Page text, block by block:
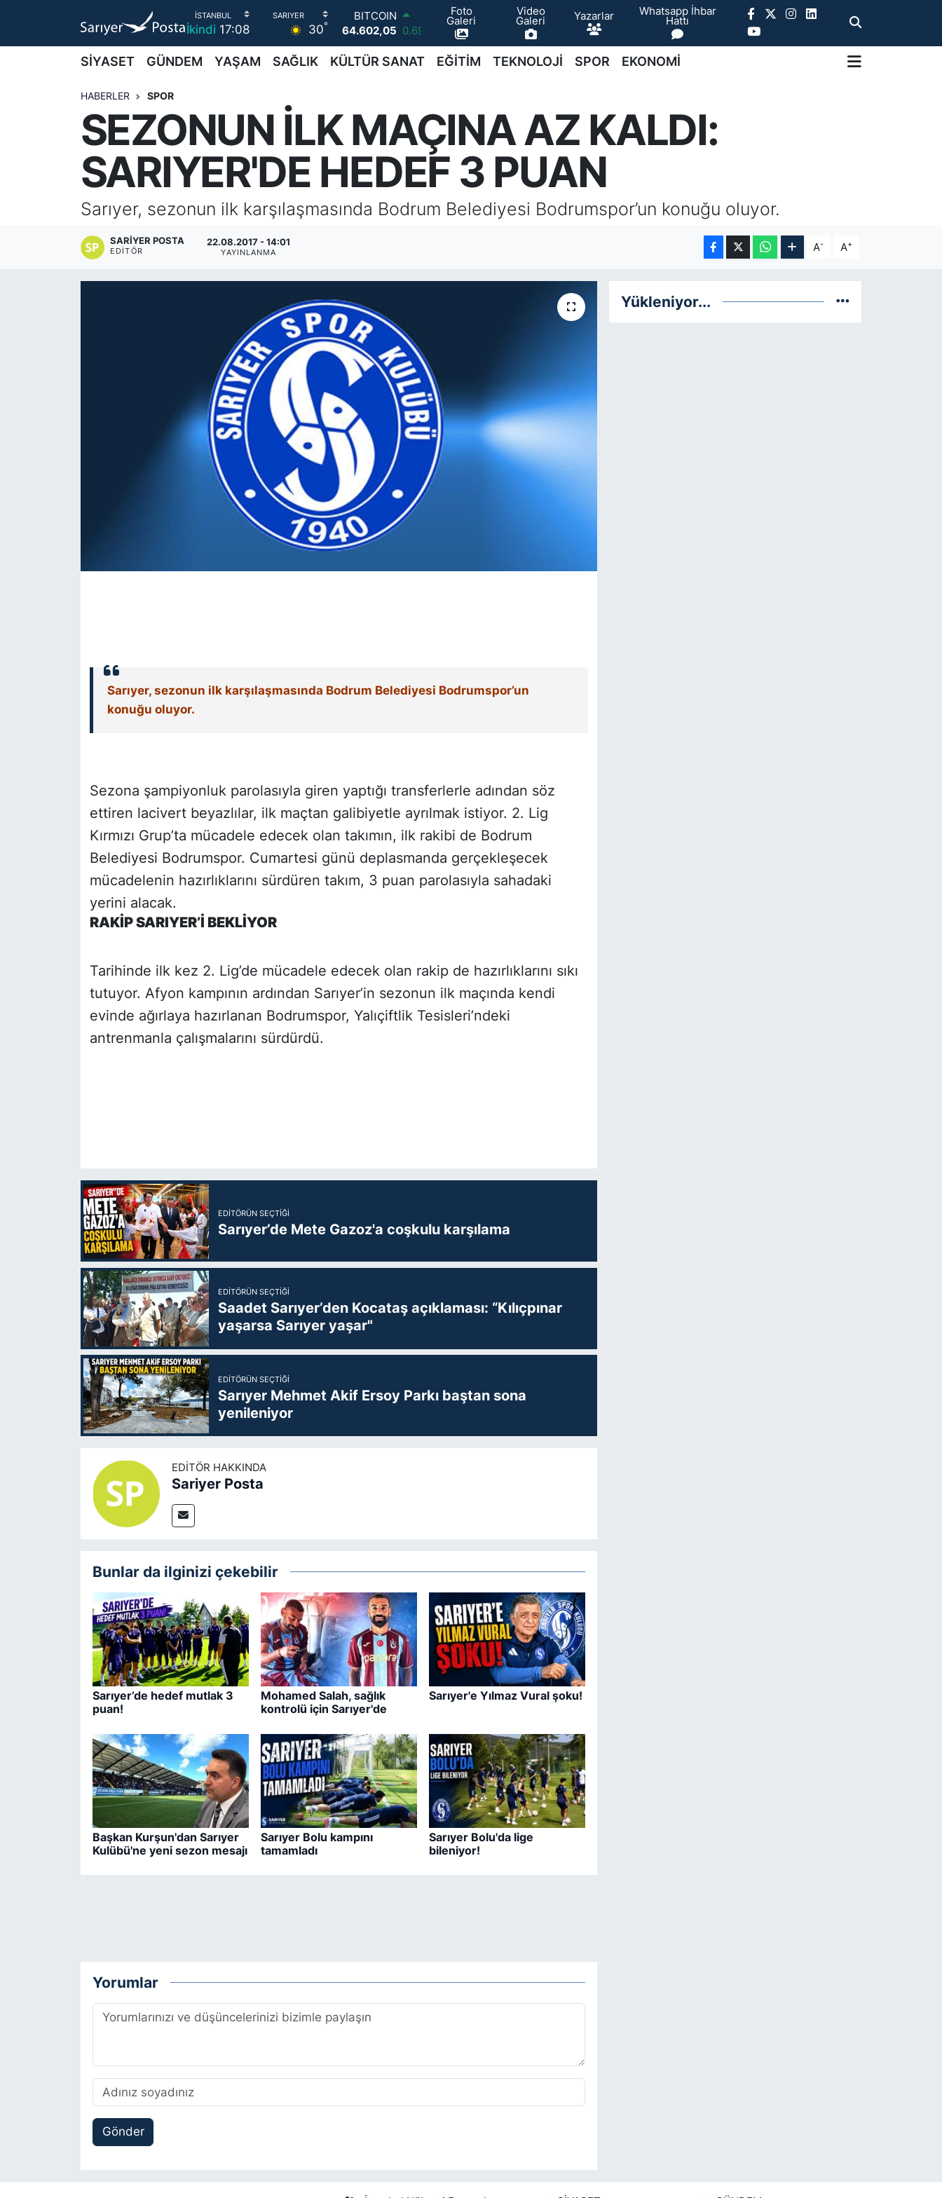
İkindi 17:08 30°
BITCOIN
64.602,05 0.69
DOLAR
47,5986 0.06
64,2438
0.21
GRAM ALTIN
6513.94 0.32
BİST100
13.768 48
Foto
Galeri
Video
Galeri Yazarlar Whatsapp İhbar
Hattı
SİYASET GÜNDEM YAŞAM SAĞLIK KÜLTÜR SANAT EĞİTİM TEKNOLOJİ SPOR EKONOMİ
HABERLER SPOR
SEZONUN İLK MAÇINA AZ KALDI:
SARIYER'DE HEDEF 3 PUAN
Sarıyer, sezonun ilk karşılaşmasında Bodrum Belediyesi Bodrumspor’un konuğu oluyor.
SARIYER POSTA
EDITÖR
22.08.2017 - 14:01
YAYINLANMA A- A+
Sarıyer, sezonun ilk karşılaşmasında Bodrum Belediyesi Bodrumspor’un
konuğu oluyor.
Sezona şampiyonluk parolasıyla giren yaptığı transferlerle adından söz
ettiren lacivert beyazlılar, ilk maçtan galibiyetle ayrılmak istiyor. 2. Lig
Kırmızı Grup’ta mücadele edecek olan takımın, ilk rakibi de Bodrum
Belediyesi Bodrumspor. Cumartesi günü deplasmanda gerçekleşecek
mücadelenin hazırlıklarını sürdüren takım, 3 puan parolasıyla sahadaki
yerini alacak.
RAKİP SARIYER’İ BEKLİYOR
Tarihinde ilk kez 2. Lig’de mücadele edecek olan rakip de hazırlıklarını sıkı
tutuyor. Afyon kampının ardından Sarıyer’in sezonun ilk maçında kendi
evinde ağırlaya hazırlanan Bodrumspor, Yalıçiftlik Tesisleri’ndeki
antrenmanla çalışmalarını sürdürdü.
EDITÖRÜN SEÇTIĞI
Sarıyer’de Mete Gazoz'a coşkulu karşılama
EDITÖRÜN SEÇTIĞI
Saadet Sarıyer’den Kocataş açıklaması: “Kılıçpınar
yaşarsa Sarıyer yaşar"
EDITÖRÜN SEÇTIĞI
Sarıyer Mehmet Akif Ersoy Parkı baştan sona
yenileniyor
EDITÖR HAKKINDA
Sariyer Posta
Bunlar da ilginizi çekebilir
Sarıyer’de hedef mutlak 3
puan!
Mohamed Salah, sağlık
kontrolü için Sarıyer'de
Sarıyer'e Yılmaz Vural şoku!
Başkan Kurşun'dan Sarıyer
Kulübü'ne yeni sezon mesajı
Sarıyer Bolu kampını
tamamladı
Sarıyer Bolu'da lige
bileniyor!
Yorumlar
Gönder
Yükleniyor...
AKTUEL
ALT MANŞETLER
EKONOMİ
FOTO GALERİ
SON DAKİKA HABERİ
TÜRKİYE VE DÜNYA GÜNDEMİ
VİDEO GALERİ
İstanbul Nöbetçi Eczaneler
İstanbul Hava Durumu
İstanbul Namaz Vakitleri
İstanbul Trafik Yoğunluk Haritası
Tüm Manşetler